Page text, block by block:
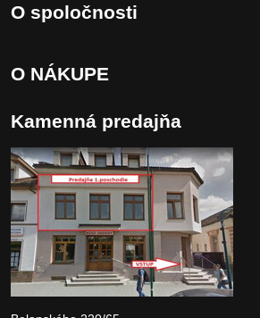
O spoločnosti
O NÁKUPE
Kamenná predajňa